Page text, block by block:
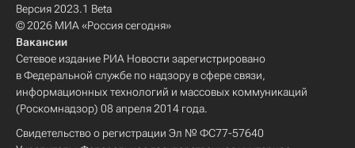
Версия 2023.1 Beta
© 2026 МИА «Россия сегодня»
Вакансии
Сетевое издание РИА Новости зарегистрировано
в Федеральной службе по надзору в сфере связи,
информационных технологий и массовых коммуникаций
(Роскомнадзор) 08 апреля 2014 года.
Свидетельство о регистрации Эл № ФС77-57640